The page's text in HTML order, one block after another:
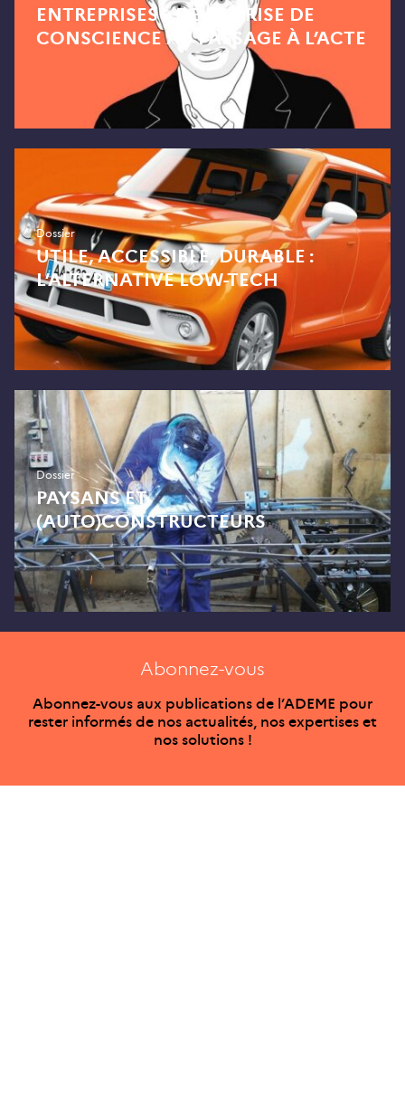
ENTREPRISES : DE LA PRISE DE
CONSCIENCE AU PASSAGE À L’ACTE
Dossier
UTILE, ACCESSIBLE, DURABLE :
L’ALTERNATIVE LOW-TECH
Dossier
PAYSANS ET
(AUTO)CONSTRUCTEURS
Abonnez-vous
Abonnez-vous aux publications de l’ADEME pour
rester informés de nos actualités, nos expertises et
nos solutions !